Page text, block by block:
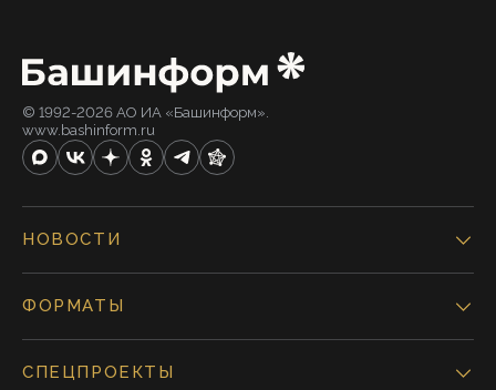
© 1992-2026 АО ИА «Башинформ».
www.bashinform.ru
НОВОСТИ
ФОРМАТЫ
СПЕЦПРОЕКТЫ